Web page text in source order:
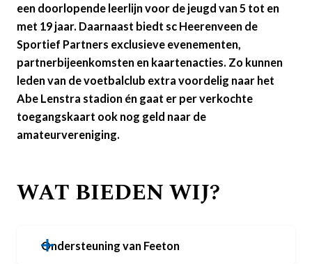
een doorlopende leerlijn voor de jeugd van 5 tot en
met 19 jaar. Daarnaast biedt sc Heerenveen de
Sportief Partners exclusieve evenementen,
partnerbijeenkomsten en kaartenacties. Zo kunnen
leden van de voetbalclub extra voordelig naar het
Abe Lenstra stadion én gaat er per verkochte
toegangskaart ook nog geld naar de
amateurvereniging.
WAT BIEDEN WIJ?
Ondersteuning van Feeton